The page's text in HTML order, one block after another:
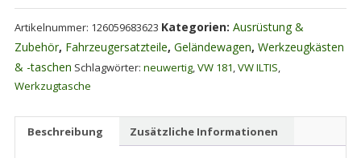
Kübel,
Iltis,
T
3
Werkzeugtasche
12-
173-
Artikelnummer: 126059683623 Kategorien: Ausrüstung &
Zubehör, Fahrzeugersatzteile, Geländewagen, Werkzeugkästen
& -taschen Schlagwörter: neuwertig,VW 181,VW ILTIS,
Werkzugtasche
Beschreibung Zusätzliche Informationen